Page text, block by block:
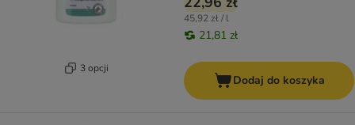
3 opcji
45,92 zł / l
21,81 zł
Dodaj do koszyka